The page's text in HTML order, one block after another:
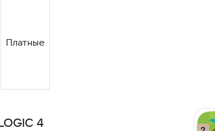
Платные
4